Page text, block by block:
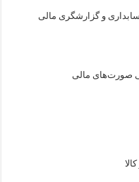
و گزارشگری مالی
صورت‌های مالی